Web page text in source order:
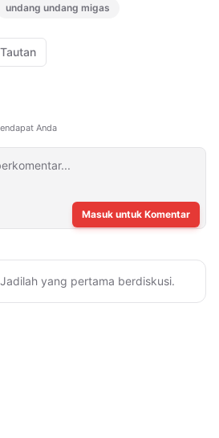
undang undang migas
Anda
Masuk untuk Komentar
yang pertama berdiskusi.